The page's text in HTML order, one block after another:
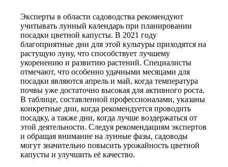
Эксперты в области садоводства рекомендуют
учитывать лунный календарь при планировании
посадки цветной капусты. В 2021 году
благоприятные дни для этой культуры приходятся на
растущую луну, что способствует лучшему
укоренению и развитию растений. Специалисты
отмечают, что особенно удачными месяцами для
посадки являются апрель и май, когда температура
почвы уже достаточно высокая для активного роста.
В таблице, составленной профессионалами, указаны
конкретные дни, когда рекомендуется проводить
посадку, а также дни, когда лучше воздержаться от
этой деятельности. Следуя рекомендациям экспертов
и обращая внимание на лунные фазы, садоводы
могут значительно повысить урожайность цветной
капусты и улучшить её качество.